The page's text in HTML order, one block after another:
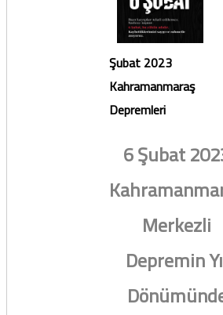
Şubat 2023
Kahramanmaraş
Depremleri
6 Şubat
Merkezli
Depremin